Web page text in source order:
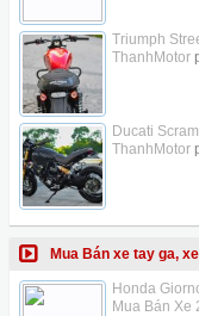
Triumph
ThanhMotor
Ducati
ThanhMotor
Mua Bán xe tay ga,
Honda
Mua Bán Xe